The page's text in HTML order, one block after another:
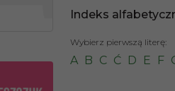
Indeks
Wybierz pierwszą literę:
A B C Ć D E F